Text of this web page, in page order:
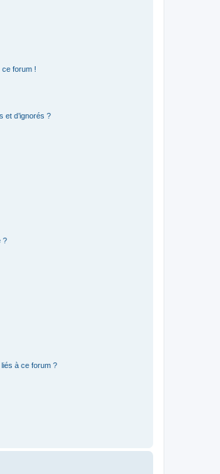
ce forum !
et d’ignorés ?
?
à ce forum ?